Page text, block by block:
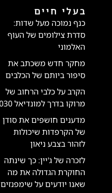
בעלי חיים
כנף נמוכה מעל שדות:
סדרת צילומים של העוף
האלמוני
מחקר חדש משכתב את
סיפור ביותם של הכלבים
הקרב על כלבי הרחוב של
מרוקו בדרך למונדיאל 2030
מדענים חושפים את סודן
של הקרפדות שיכולות
לזהור בצבע ניאון
לזכרה של ג'יין: כך שינתה
החוקרת הגדולה את מה
שאנו יודעים על שימפנזים